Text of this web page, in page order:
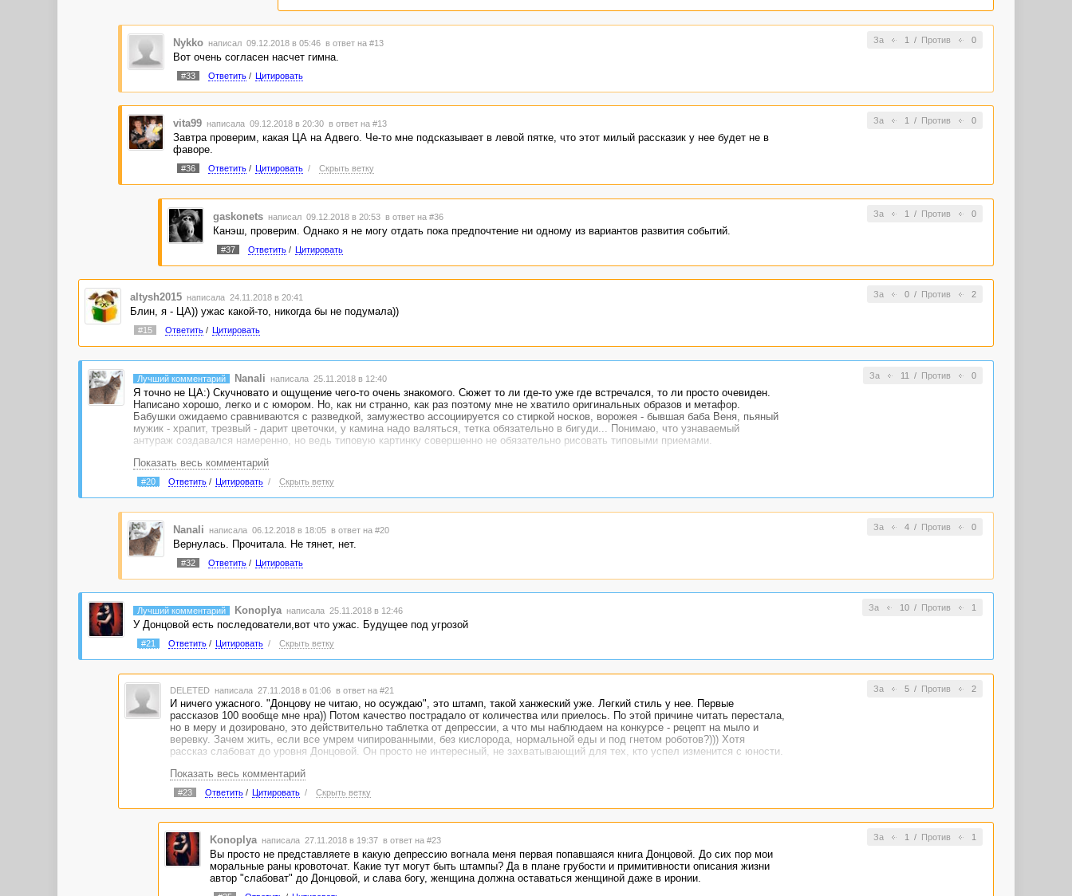
За 1 / Против 0
Nykko написал 09.12.2018 в 05:46 в ответ на #13
Вот очень согласен насчет гимна.
#33 Ответить/ Цитировать
За 1 / Против 0
vita99 написала 09.12.2018 в 20:30 в ответ на #13
Завтра проверим, какая ЦА на Адвего. Че-то мне подсказывает в левой пятке, что этот милый рассказик у нее будет не в
фаворе.
#36 Ответить/ Цитировать / Скрыть ветку
За 1 / Против 0
gaskonets написал 09.12.2018 в 20:53 в ответ на #36
Канэш, проверим. Однако я не могу отдать пока предпочтение ни одному из вариантов развития событий.
#37 Ответить/ Цитировать
За 0/ Против 2
altysh2015 написала 24.11.2018 в 20:41
Блин, я - ЦА)) ужас какой-то, никогда бы не подумала))
#15 Ответить/ Цитировать
За 11 / Против 0
Лучший комментарий Nanali написала 25.11.2018 в 12:40
Я точно не ЦА:) Скучновато и ощущение чего-то очень знакомого. Сюжет то ли где-то уже где встречался, то ли просто очевиден.
Написано хорошо, легко и с юмором. Но, как ни странно, как раз поэтому мне не хватило оригинальных образов и метафор.
Бабушки ожидаемо сравниваются с разведкой, замужество ассоциируется со стиркой носков, ворожея - бывшая баба Веня, пьяный
мужик - храпит, трезвый - дарит цветочки, у камина надо валяться, тетка обязательно в бигуди... Понимаю, что узнаваемый
антураж создавался намеренно, но ведь типовую картинку совершенно не обязательно рисовать типовыми приемами.
Вернусь после того, как дочитаю работы, накоплю, так сказать, материала для сравнительного анализа:) Может, и плюс поставлю
за легкость слога. Хотя предвижу, не хуже той ворожеи, что плюсов тут и без меня понаставят....
Показать весь комментарий
#20 Ответить/ Цитировать / Скрыть ветку
За 4/ Против 0
Nanali написала 06.12.2018 в 18:05 в ответ на #20
Вернулась. Прочитала. Не тянет, нет.
#32 Ответить/ Цитировать
За 10/ Против 1
Лучший комментарий Konoplya написала 25.11.2018 в 12:46
У Донцовой есть последователи,вот что ужас. Будущее под угрозой
#21 Ответить/ Цитировать / Скрыть ветку
За 5/ Против 2
DELETED написала 27.11.2018 в 01:06 в ответ на #21
И ничего ужасного. "Донцову не читаю, но осуждаю", это штамп, такой ханжеский уже. Легкий стиль у нее. Первые
рассказов 100 вообще мне нра)) Потом качество пострадало от количества или приелось. По этой причине читать перестала,
но в меру и дозировано, это действительно таблетка от депрессии, а что мы наблюдаем на конкурсе - рецепт на мыло и
веревку. Зачем жить, если все умрем чипированными, без кислорода, нормальной еды и под гнетом роботов?))) Хотя
рассказ слабоват до уровня Донцовой. Он просто не интересный, не захватывающий для тех, кто успел изменится с юности.
Показать весь комментарий
#23 Ответить/ Цитировать / Скрыть ветку
За 1 / Против 1
Konoplya написала 27.11.2018 в 19:37 в ответ на #23
Вы просто не представляете в какую депрессию вогнала меня первая попавшаяся книга Донцовой. До сих пор мои
моральные раны кровоточат. Какие тут могут быть штампы? Да в плане грубости и примитивности описания жизни
автор "слабоват" до Донцовой, и слава богу, женщина должна оставаться женщиной даже в иронии.